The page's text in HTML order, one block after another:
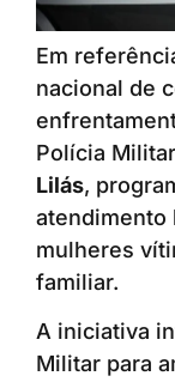
Em
nacional de
Polícia
Lilás,
atendimento
mulheres
familiar.
A iniciativa
Militar para